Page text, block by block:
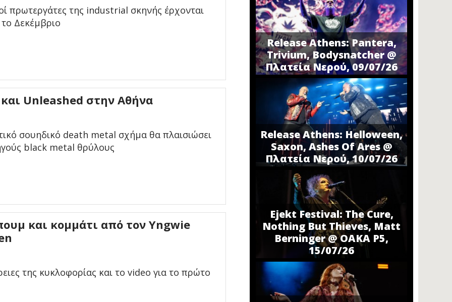
πρωτεργάτες της industrial σκηνής έρχονται
Δεκέμβριο
Unleashed στην Αθήνα
σουηδικό death metal σχήμα θα πλαισιώσει
black metal θρύλους
και κομμάτι από τον Yngwie
της κυκλοφορίας και το video για το πρώτο
Release Athens: Pantera,
Trivium, Bodysnatcher @
Πλατεία Νερού, 09/07/26
Release Athens: Helloween,
Saxon, Ashes Of Ares @
Πλατεία Νερού, 10/07/26
Ejekt Festival: The Cure,
Nothing But Thieves, Matt
Berninger @ ΟΑΚΑ P5,
15/07/26